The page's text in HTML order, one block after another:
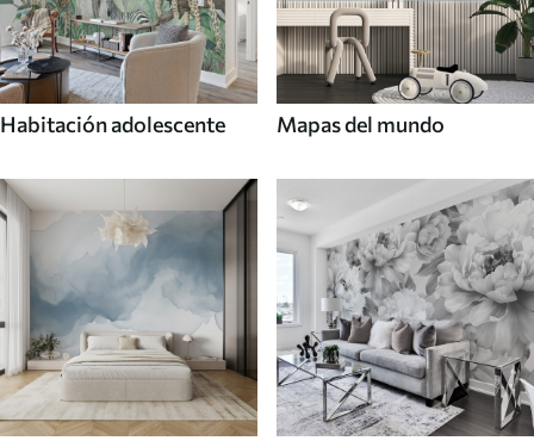
Habitación adolescente Mapas del mundo